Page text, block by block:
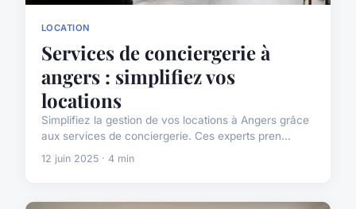
LOCATION
Services de conciergerie à
angers : simplifiez vos
locations
Simplifiez la gestion de vos locations à Angers grâce
aux services de conciergerie. Ces experts pren...
12 juin 2025 · 4 min